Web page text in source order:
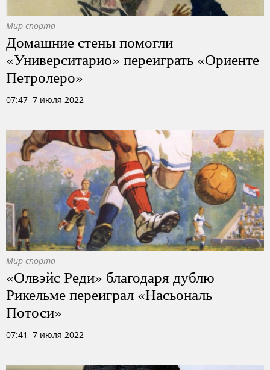
Мир спорта
Домашние стены помогли
«Университарио» переиграть «Ориенте
Петролеро»
07:47 7 июля 2022
Мир спорта
«Олвэйс Реди» благодаря дублю
Рикельме переиграл «Насьональ
Потоси»
07:41 7 июля 2022